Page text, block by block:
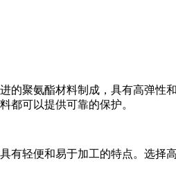
聚氨酯材料制成，具有高弹性
都可以提供可靠的保护。
有轻便和易于加工的特点。选择